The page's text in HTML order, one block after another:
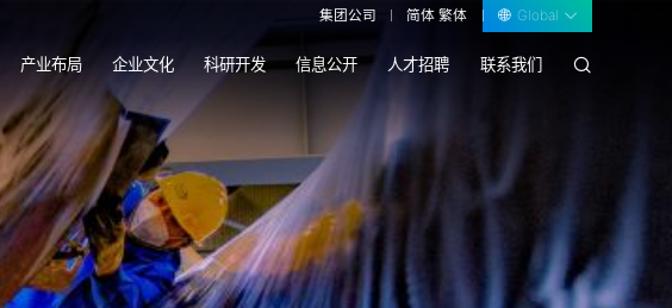
集团公司 简体 繁体 Global
产业布局 企业文化 科研开发 信息公开 人才招聘 联系我们